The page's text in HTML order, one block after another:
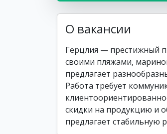
О вакансии
Герцлия — престижный
своими пляжами,
предлагает
Работа требует
скидки на продукцию и
предлагает стабильную